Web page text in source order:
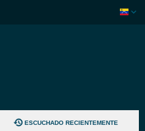
ESCUCHADO RECIENTEMENTE